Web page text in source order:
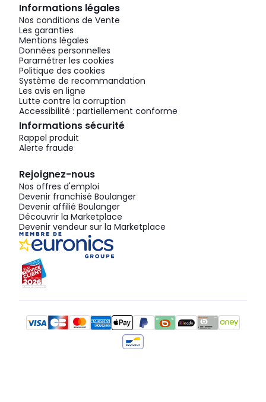
Informations légales
Nos conditions de Vente
Les garanties
Mentions légales
Données personnelles
Paramétrer les cookies
Politique des cookies
Système de recommandation
Les avis en ligne
Lutte contre la corruption
Accessibilité : partiellement conforme
Informations sécurité
Rappel produit
Alerte fraude
Rejoignez-nous
Nos offres d'emploi
Devenir franchisé Boulanger
Devenir affilié Boulanger
Découvrir la Marketplace
Devenir vendeur sur la Marketplace